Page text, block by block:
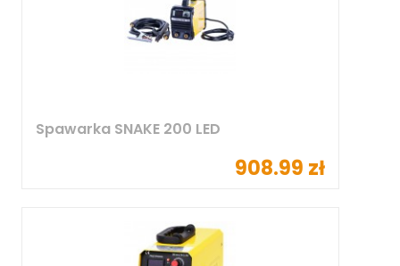
Spawarka SNAKE 200 LED
908.99 zł